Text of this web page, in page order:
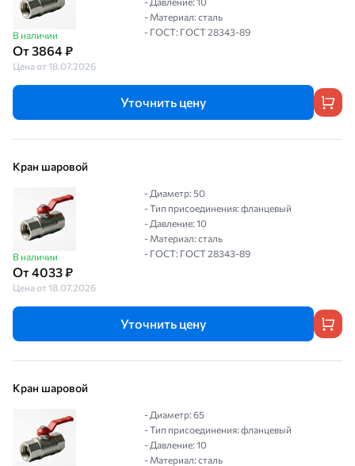
В наличии
От 3864 ₽
Цена от 18.07.2026
- Материал: сталь
- ГОСТ: ГОСТ 28343-89
Уточнить цену
Кран шаровой
В наличии
От 4033 ₽
Цена от 18.07.2026
- Диаметр: 50
- Тип присоединения: фланцевый
- Давление: 10
- Материал: сталь
- ГОСТ: ГОСТ 28343-89
Уточнить цену
Кран шаровой
- Диаметр: 65
- Тип присоединения: фланцевый
- Давление: 10
- Материал: сталь